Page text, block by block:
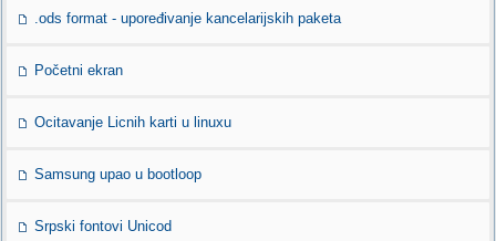
.ods format - upoređivanje kancelarijskih paketa
Početni ekran
Ocitavanje Licnih karti u linuxu
Samsung upao u bootloop
Srpski fontovi Unicod